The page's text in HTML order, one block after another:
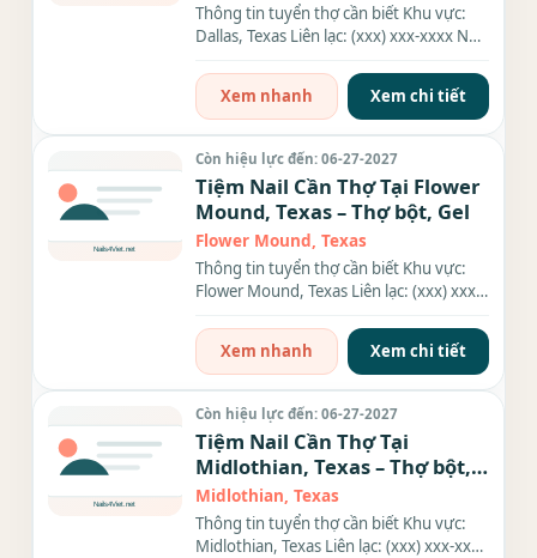
Thông tin tuyển thợ cần biết Khu vực:
Dallas, Texas Liên lạc: (xxx) xxx-xxxx Nhu
Xem nhanh
Xem chi tiết
Còn hiệu lực đến: 06-27-2027
Tiệm Nail Cần Thợ Tại Flower
Mound, Texas – Thợ bột, Gel
Flower Mound, Texas
Thông tin tuyển thợ cần biết Khu vực:
Flower Mound, Texas Liên lạc: (xxx) xxx-
Xem nhanh
Xem chi tiết
Còn hiệu lực đến: 06-27-2027
Tiệm Nail Cần Thợ Tại
Midlothian, Texas – Thợ bột,
Gel
Midlothian, Texas
Thông tin tuyển thợ cần biết Khu vực:
Midlothian, Texas Liên lạc: (xxx) xxx-xxxx